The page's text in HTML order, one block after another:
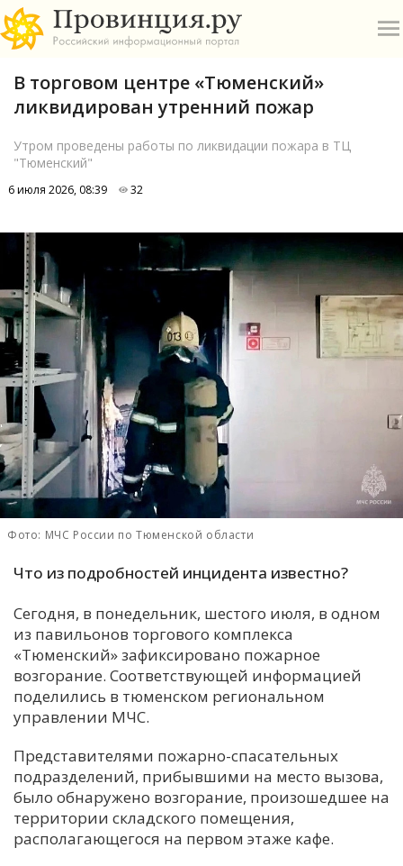
А
Е
И
М
П
У
Х
Я
В торговом центре «Тюменский»
ликвидирован утренний пожар
Утром проведены работы по ликвидации пожара в ТЦ
"Тюменский"
6 июля 2026, 08:39 32
Фото: МЧС России по Тюменской области
Что из подробностей инцидента известно?
Сегодня, в понедельник, шестого июля, в одном
из павильонов торгового комплекса
«Тюменский» зафиксировано пожарное
возгорание. Соответствующей информацией
поделились в тюменском региональном
управлении МЧС.
Представителями пожарно-спасательных
подразделений, прибывшими на место вызова,
было обнаружено возгорание, произошедшее на
территории складского помещения,
располагающегося на первом этаже кафе.